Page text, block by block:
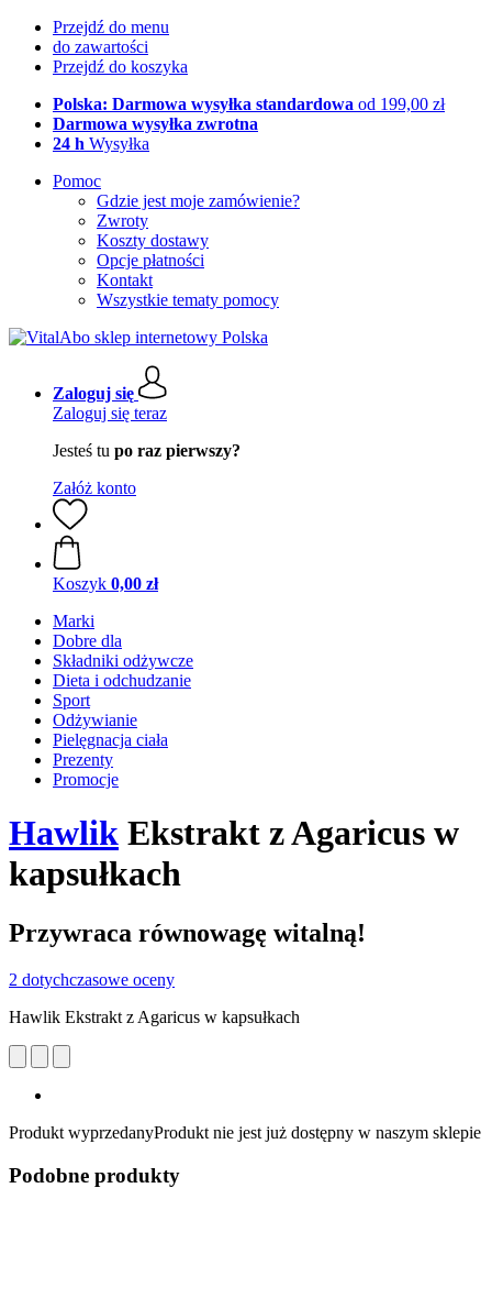
Przejdź do menu
do zawartości
Przejdź do koszyka
Polska: Darmowa wysyłka standardowa od 199,00 zł
Darmowa wysyłka zwrotna
24 h Wysyłka
Pomoc
Gdzie jest moje zamówienie?
Zwroty
Koszty dostawy
Opcje płatności
Kontakt
Wszystkie tematy pomocy
Zaloguj się
Zaloguj się teraz
Jesteś tu po raz pierwszy?
Załóż konto
Koszyk 0,00 zł
Marki
Dobre dla
Składniki odżywcze
Dieta i odchudzanie
Sport
Odżywianie
Pielęgnacja ciała
Prezenty
Promocje
Hawlik Ekstrakt z Agaricus w
kapsułkach
Przywraca równowagę witalną!
2 dotychczasowe oceny
Hawlik Ekstrakt z Agaricus w kapsułkach
Produkt wyprzedanyProdukt nie jest już dostępny w naszym sklepie
Podobne produkty